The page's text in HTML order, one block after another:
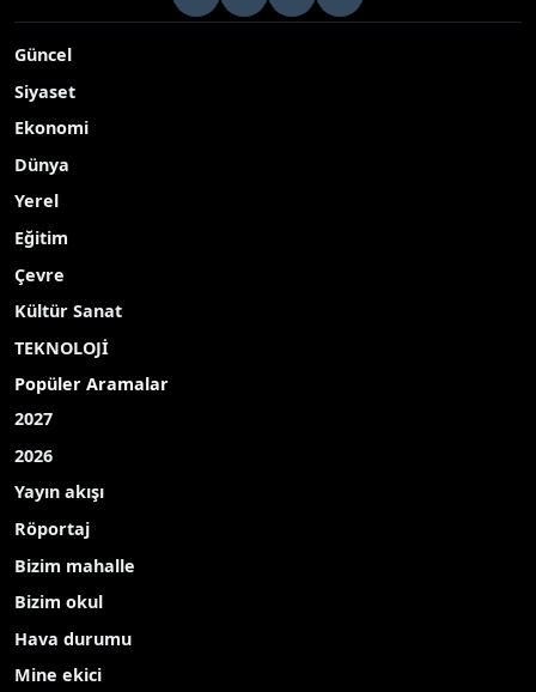
Güncel
Siyaset
Ekonomi
Dünya
Yerel
Eğitim
Çevre
Kültür Sanat
TEKNOLOJİ
Popüler Aramalar
2027
2026
Yayın akışı
Röportaj
Bizim mahalle
Bizim okul
Hava durumu
Mine ekici